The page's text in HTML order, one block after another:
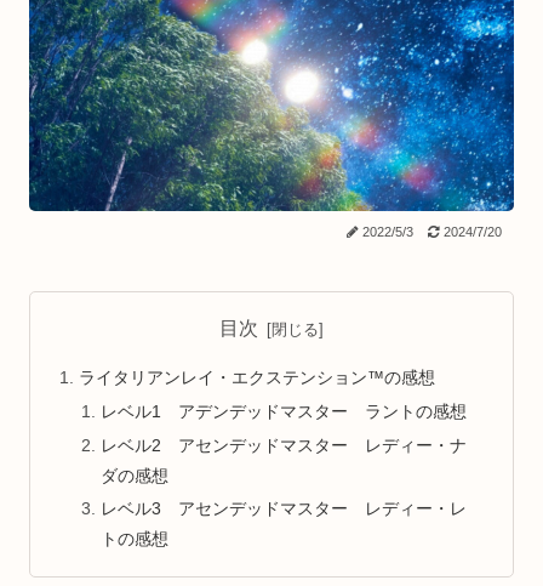
2022/5/3 2024/7/20
目次
ライタリアンレイ・エクステンション™の感想
レベル1 アデンデッドマスター ラントの感想
レベル2 アセンデッドマスター レディー・ナ
ダの感想
レベル3 アセンデッドマスター レディー・レ
トの感想